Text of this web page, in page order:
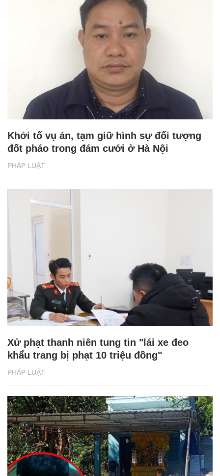
PHÁP LUẬT
Khởi tố vụ án, tạm giữ hình sự đối tượng
đốt pháo trong đám cưới ở Hà Nội
PHÁP LUẬT
Xử phạt thanh niên tung tin "lái xe đeo
khẩu trang bị phạt 10 triệu đồng"